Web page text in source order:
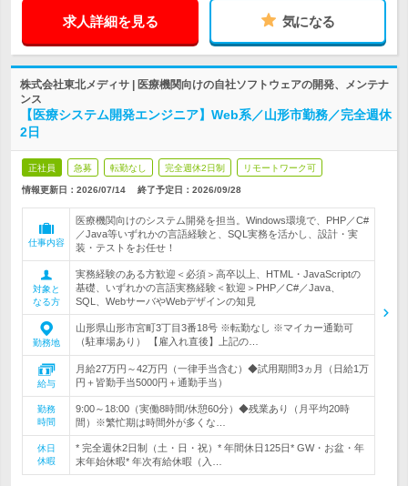
求人詳細を見る 気になる
株式会社東北メディサ | 医療機関向けの自社ソフトウェアの開発、メンテナ
ンス
【医療システム開発エンジニア】Web系／山形市勤務／完全週休
2日
正社員 急募 転勤なし 完全週休2日制 リモートワーク可
情報更新日：2026/07/14 終了予定日： 2026/09/28
仕事内容
医療機関向けのシステム開発を担当。Windows環境で、PHP／C#
／Java等いずれかの言語経験と、SQL実務を活かし、設計・実
装・テストをお任せ！
対象と
なる方
実務経験のある方歓迎＜必須＞高卒以上、HTML・JavaScriptの
基礎、いずれかの言語実務経験＜歓迎＞PHP／C#／Java、
SQL、WebサーバやWebデザインの知見
勤務地
山形県山形市宮町3丁目3番18号 ※転勤なし ※マイカー通勤可
（駐車場あり） 【雇入れ直後】上記の…
給与
月給27万円～42万円（一律手当含む）◆試用期間3ヵ月（日給1万
円＋皆勤手当5000円＋通勤手当）
勤務
時間
9:00～18:00（実働8時間/休憩60分）◆残業あり（月平均20時
間）※繁忙期は時間外が多くな…
休日
休暇
* 完全週休2日制（土・日・祝）* 年間休日125日* GW・お盆・年
末年始休暇* 年次有給休暇（入…